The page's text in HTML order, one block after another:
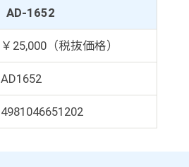
AD-1652
￥25,000（税抜価格）
AD1652
4981046651202